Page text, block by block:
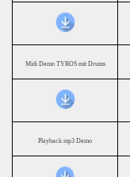
Midi Demo TYROS mit Drums
Playback mp3 Demo